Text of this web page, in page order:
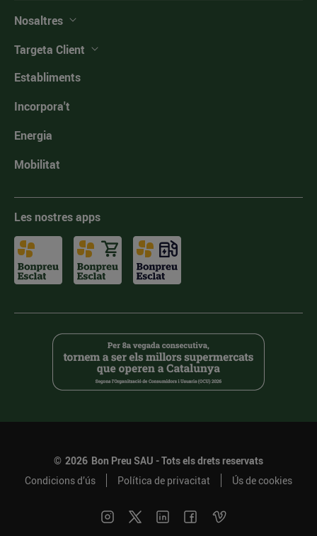
Nosaltres
Targeta Client
Establiments
Incorpora't
Energia
Mobilitat
Les nostres apps
© 2026 Bon Preu SAU - Tots els drets reservats
Condicions d’ús
Política de privacitat Ús de cookies